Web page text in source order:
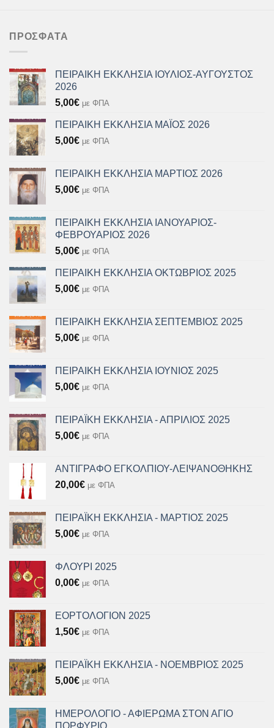
ΠΡΌΣΦΑΤΑ
ΠΕΙΡΑΙΚΗ ΕΚΚΛΗΣΙΑ ΙΟΥΛΙΟΣ-ΑΥΓΟΥΣΤΟΣ
2026
5,00€ με ΦΠΑ
ΠΕΙΡΑΙΚΗ ΕΚΚΛΗΣΙΑ ΜΑΪΟΣ 2026
5,00€ με ΦΠΑ
ΠΕΙΡΑΙΚΗ ΕΚΚΛΗΣΙΑ ΜΑΡΤΙΟΣ 2026
5,00€ με ΦΠΑ
ΠΕΙΡΑΙΚΗ ΕΚΚΛΗΣΙΑ ΙΑΝΟΥΑΡΙΟΣ-
ΦΕΒΡΟΥΑΡΙΟΣ 2026
5,00€ με ΦΠΑ
ΠΕΙΡΑΙΚΗ ΕΚΚΛΗΣΙΑ ΟΚΤΩΒΡΙΟΣ 2025
5,00€ με ΦΠΑ
ΠΕΙΡΑΙΚΗ ΕΚΚΛΗΣΙΑ ΣΕΠΤΕΜΒΙΟΣ 2025
5,00€ με ΦΠΑ
ΠΕΙΡΑΙΚΗ ΕΚΚΛΗΣΙΑ ΙΟΥΝΙΟΣ 2025
5,00€ με ΦΠΑ
ΠΕΙΡΑΪΚΗ ΕΚΚΛΗΣΙΑ - ΑΠΡΙΛΙΟΣ 2025
5,00€ με ΦΠΑ
ΑΝΤΙΓΡΑΦΟ ΕΓΚΟΛΠΙΟΥ-ΛΕΙΨΑΝΟΘΗΚΗΣ
20,00€ με ΦΠΑ
ΠΕΙΡΑΪΚΗ ΕΚΚΛΗΣΙΑ - ΜΑΡΤΙΟΣ 2025
5,00€ με ΦΠΑ
ΦΛΟΥΡΙ 2025
0,00€ με ΦΠΑ
ΕΟΡΤΟΛΟΓΙΟΝ 2025
1,50€ με ΦΠΑ
ΠΕΙΡΑΪΚΗ ΕΚΚΛΗΣΙΑ - ΝΟΕΜΒΡΙΟΣ 2025
5,00€ με ΦΠΑ
ΗΜΕΡΟΛΟΓΙΟ - ΑΦΙΕΡΩΜΑ ΣΤΟΝ ΑΓΙΟ
ΠΟΡΦΥΡΙΟ